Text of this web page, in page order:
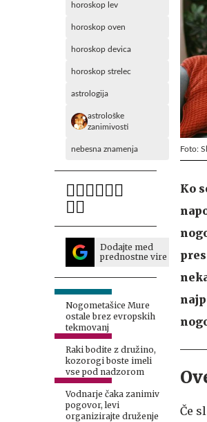
horoskop lev
horoskop oven
horoskop devica
horoskop strelec
astrologija
astrološke
zanimivosti
nebesna znamenja
Dodajte med
prednostne vire
Nogometašice Mure
ostale brez evropskih
tekmovanj
Raki bodite z družino,
kozorogi boste imeli
vse pod nadzorom
Vodnarje čaka zanimiv
pogovor, levi
organizirajte druženje
Foto:
Ko
Če